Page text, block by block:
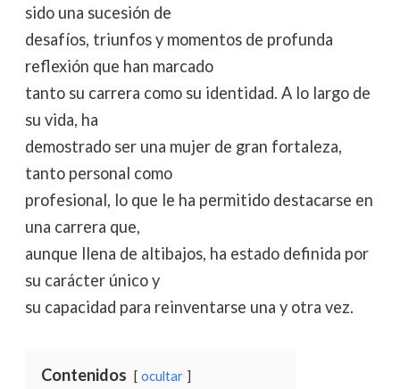
sido una sucesión de
desafíos, triunfos y momentos de profunda
reflexión que han marcado
tanto su carrera como su identidad. A lo largo de
su vida, ha
demostrado ser una mujer de gran fortaleza,
tanto personal como
profesional, lo que le ha permitido destacarse en
una carrera que,
aunque llena de altibajos, ha estado definida por
su carácter único y
su capacidad para reinventarse una y otra vez.
Contenidos ocultar